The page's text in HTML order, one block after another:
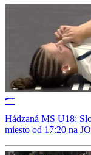
Hádzaná MS U18:
miesto od 17:20 na